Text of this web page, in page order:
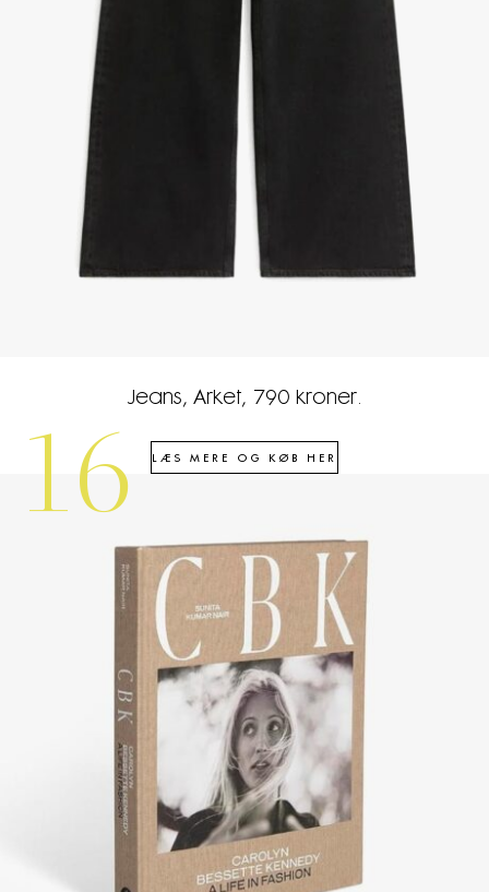
Jeans, Arket, 790 kroner.
LÆS MERE OG KØB HER
16